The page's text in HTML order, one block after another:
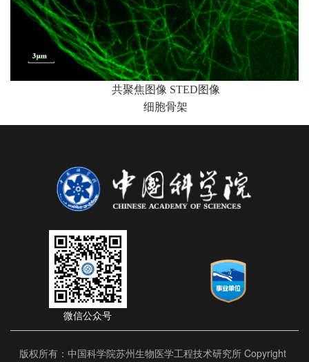
共聚焦图像 STED图像
细胞骨架
微信公众号
版权所有：中国科学院苏州生物医学工程技术研究所 Copyright